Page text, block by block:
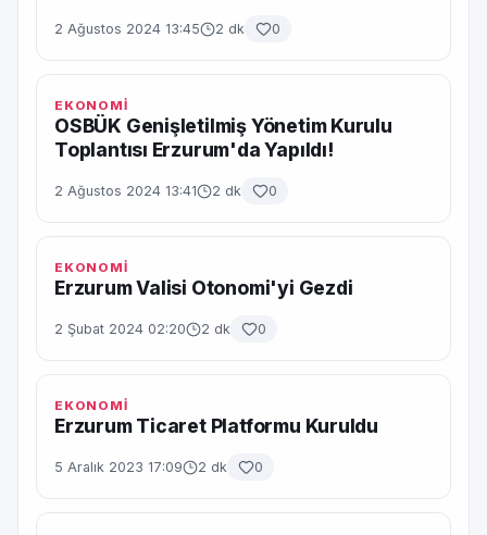
2 Ağustos 2024 13:45 2 dk 0
EKONOMİ
OSBÜK Genişletilmiş Yönetim Kurulu
Toplantısı Erzurum'da Yapıldı!
2 Ağustos 2024 13:41 2 dk 0
EKONOMİ
Erzurum Valisi Otonomi'yi Gezdi
2 Şubat 2024 02:20 2 dk 0
EKONOMİ
Erzurum Ticaret Platformu Kuruldu
5 Aralık 2023 17:09 2 dk 0